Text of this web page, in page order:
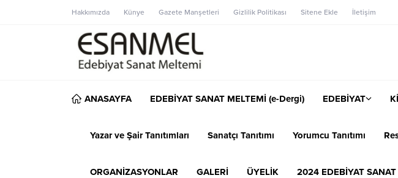
Hakkımızda Künye Gazete Manşetleri Gizlilik Politikası Sitene Ekle İletişim
ANASAYFA EDEBİYAT SANAT MELTEMİ (e-Dergi) EDEBİYAT
Yazar ve Şair Tanıtımları Sanatçı Tanıtımı Yorumcu Tanıtımı
ORGANİZASYONLAR GALERİ ÜYELİK 2024 EDEBİYAT